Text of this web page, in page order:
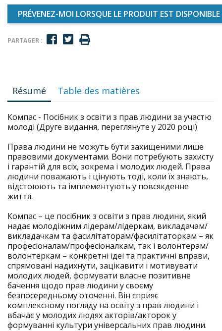
PRÉVENEZ-MOI LORSQUE LE PRODUIT EST DISPONIBLE
PARTAGER :
Résumé Table des matières
Компас - Посібник з освіти з прав людини за участю
молоді (Друге видання, переглянуте у 2020 році)
Права людини не можуть бути захищеними лише
правовими документами. Вони потребують захисту
і гарантій для всіх, зокрема і молодих людей. Права
людини поважають і цінують тоді, коли їх знають,
відстоюють та імплементують у повсякденне
життя.
Компас – це посібник з освіти з прав людини, який
надає молодіжним лідерам/лідеркам, викладачам/
викладачкам та фасилітаторам/фасилітаторкам – як
професіоналам/професіоналкам, так і волонтерам/
волонтеркам – конкретні ідеї та практичні вправи,
спрямовані надихнути, зацікавити і мотивувати
молодих людей, формувати власне позитивне
бачення щодо прав людини у своєму
безпосередньому оточенні. Він сприяє
комплексному погляду на освіту з прав людини і
вбачає у молодих людях акторів/акторок у
формуванні культури універсальних прав людини.